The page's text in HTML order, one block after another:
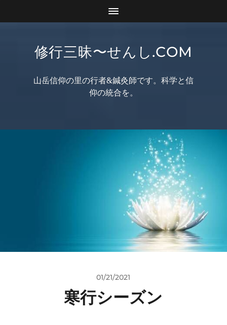
修行三昧〜せんし.COM
山岳信仰の里の行者&鍼灸師です。科学と信
仰の統合を。
01/21/2021
寒行シーズン